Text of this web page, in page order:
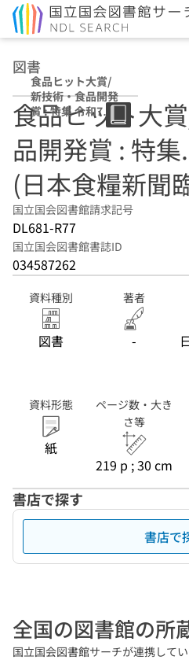
図書
食品ヒット大賞/
新技術・食品開発
賞 : 特集 令和7年
度 (日本食糧新聞
臨時増刊)
食品ヒット大
品開発賞 : 特
(日本食糧新聞
国立国会図書館請求記号
DL681-R77
国立国会図書館書誌ID
034587262
資料種別
図書
著者
-
資料形態
紙
ページ数・大き
さ等
219 p ; 30 cm
書店で探す
書店で
全国の図書館の所
国立国会図書館サーチが連携して